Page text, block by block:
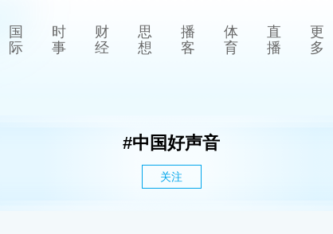
国
际
时
事
财
经
思
想
播
客
体
育
直
播
更
多
#中国好声音
关注